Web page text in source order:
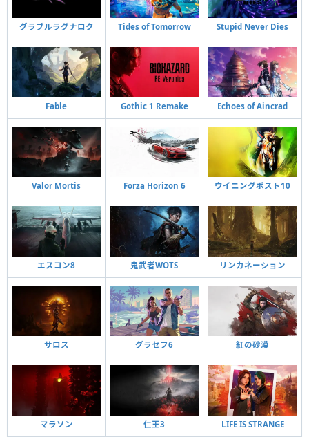
グラブルラグナロク Tides of Tomorrow Stupid Never Dies
Fable Gothic 1 Remake Echoes of Aincrad
Valor Mortis Forza Horizon 6 ウイニングポスト10
エスコン8 鬼武者WOTS リンカネーション
サロス グラセフ6 紅の砂漠
マラソン 仁王3 LIFE IS STRANGE